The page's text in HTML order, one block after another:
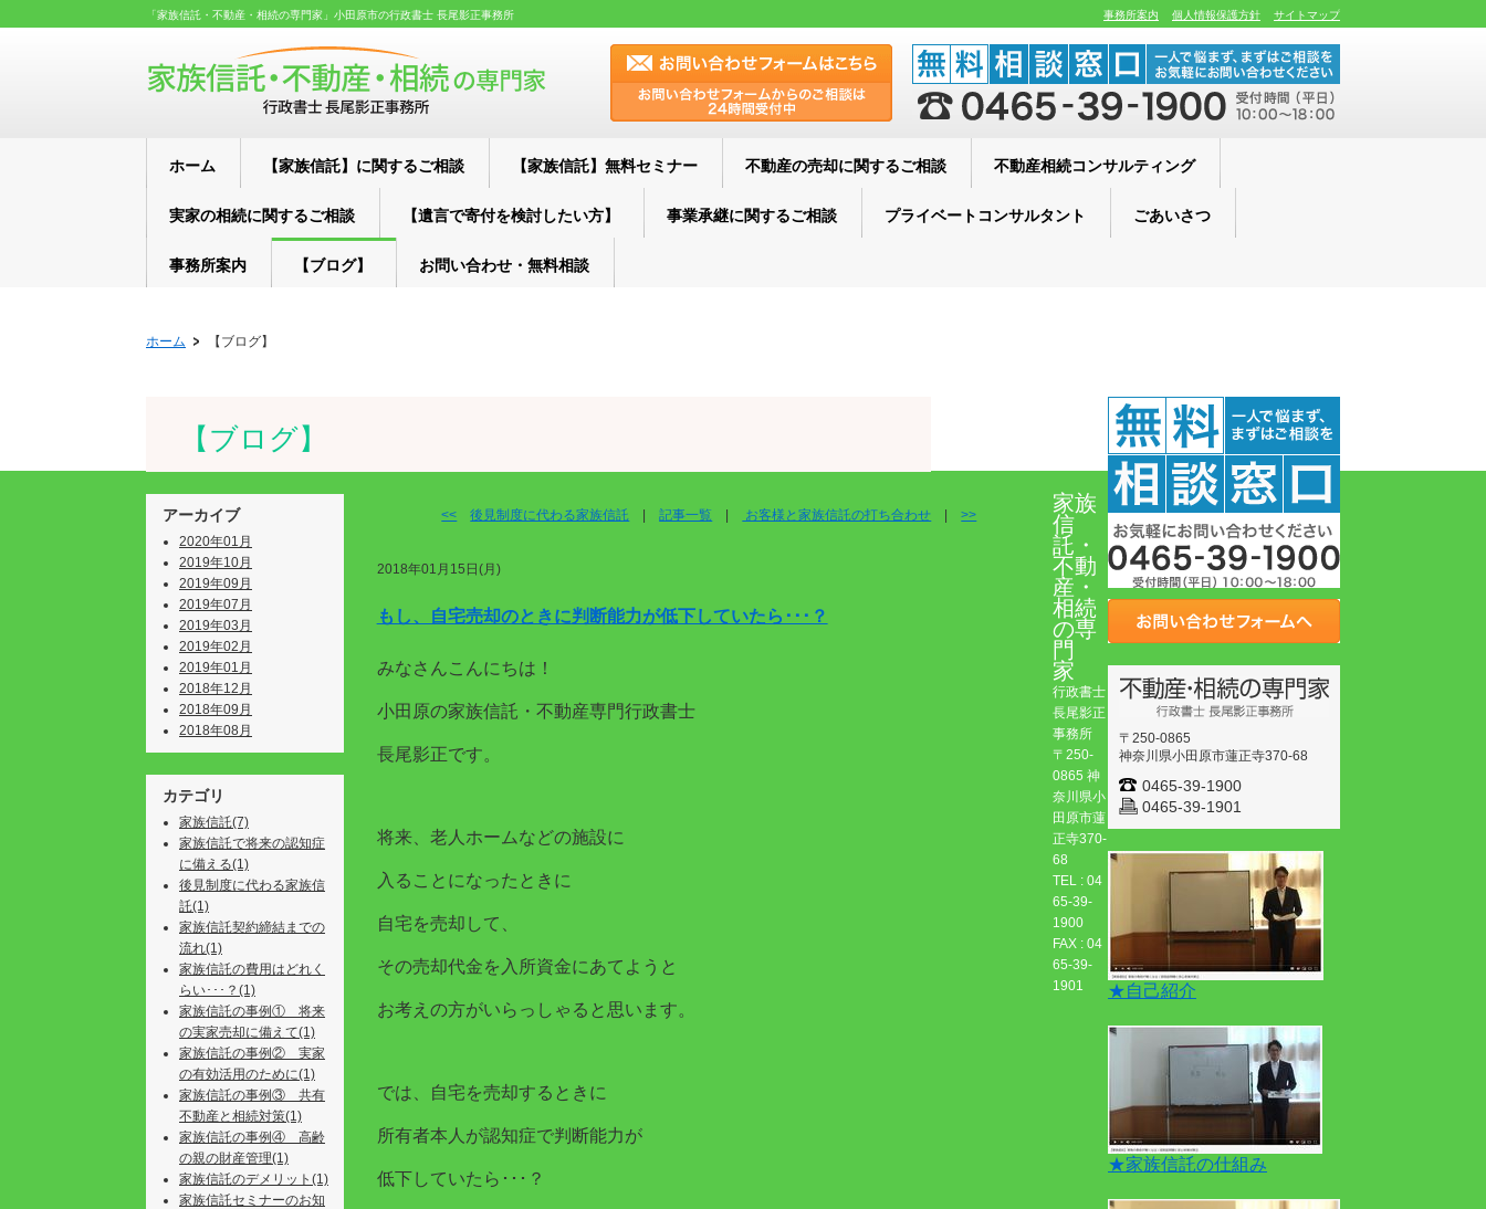
「家族信託・不動産・相続の専門家」小田原市の行政書士 長尾影正事務所 事務所案内 個人情報保護方針 サイトマップ
ホーム 【家族信託】に関するご相談 【家族信託】無料セミナー 不動産の売却に関するご相談 不動産相続コンサルティング
実家の相続に関するご相談 【遺言で寄付を検討したい方】 事業承継に関するご相談 プライベートコンサルタント ごあいさつ
事務所案内 【ブログ】 お問い合わせ・無料相談
ホーム 【ブログ】
【ブログ】
アーカイブ
2020年01月
2019年10月
2019年09月
2019年07月
2019年03月
2019年02月
2019年01月
2018年12月
2018年09月
2018年08月
カテゴリ
家族信託(7)
家族信託で将来の認知症
に備える(1)
後見制度に代わる家族信
託(1)
家族信託契約締結までの
流れ(1)
家族信託の費用はどれく
らい･･･？(1)
家族信託の事例① 将来
の実家売却に備えて(1)
家族信託の事例② 実家
の有効活用のために(1)
家族信託の事例③ 共有
不動産と相続対策(1)
家族信託の事例④ 高齢
の親の財産管理(1)
家族信託のデメリット(1)
家族信託セミナーのお知
<< 後見制度に代わる家族信託 |記事一覧 お客様と家族信託の打ち合わせ |>>
2018年01月15日(月)
もし、自宅売却のときに判断能力が低下していたら･･･？
みなさんこんにちは！
小田原の家族信託・不動産専門行政書士
長尾影正です。
将来、老人ホームなどの施設に
入ることになったときに
自宅を売却して、
その売却代金を入所資金にあてようと
お考えの方がいらっしゃると思います。
では、自宅を売却するときに
所有者本人が認知症で判断能力が
低下していたら･･･？
〒250-0865
神奈川県小田原市蓮正寺370-68
0465-39-1900
0465-39-1901
★自己紹介
★家族信託の仕組み
家族
信
託・
不動
産・
相続
の専
門
家
行政書士
長尾影正
事務所
〒250-
0865 神
奈川県小
田原市蓮
正寺370-
68
TEL : 04
65-39-
1900
FAX : 04
65-39-
1901